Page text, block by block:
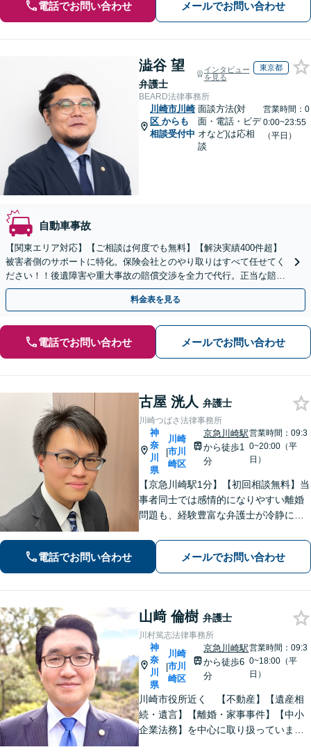
電話でお問い合わせ メールでお問い合わせ
澁谷 望
弁護士
インタビュー
を見る
東京都
BEARD法律事務所
川崎市川崎
区 からも
相談受付中
面談方法(対
面・電話・ビデ
オなど)は応相
談
営業時間：0
0:00~23:55
（平日）
自動車事故
【関東エリア対応】【ご相談は何度でも無料】【解決実績400件超】
被害者側のサポートに特化。保険会社とのやり取りはすべて任せてく
ださい！！後遺障害や重大事故の賠償交渉を全力で代行。正当な賠償
金を受け取るためのサポートをいたします。
料金表を見る
電話でお問い合わせ メールでお問い合わせ
古屋 洸人 弁護士
川崎つばさ法律事務所
神
奈
川
県
|
川崎
市川
崎区
京急川崎駅
から徒歩1
分
営業時間：09:3
0~20:00（平
日）
【京急川崎駅1分】【初回相談無料】当
事者同士では感情的になりやすい離婚
問題も、経験豊富な弁護士が冷静に解
族」に発展する前に、ぜひ私にご相談
ください。ご家族の状況を整理し、最
適な解決策を一緒に見出しましょう。
電話でお問い合わせ メールでお問い合わせ
山﨑 倫樹 弁護士
川村篤志法律事務所
神
奈
川
県
|
川崎
市川
崎区
京急川崎駅
から徒歩6
分
営業時間：09:3
0~18:00（平
日）
川崎市役所近く 【不動産】【遺産相
続・遺言】【離婚・家事事件】【中小
企業法務】を中心に取り扱っていま